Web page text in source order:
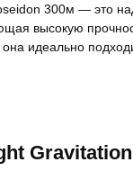
300м — это
высокую
идеально
Gravitation